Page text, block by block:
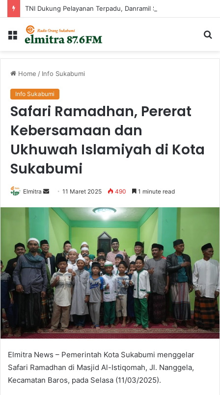
Menu
Home / Info Sukabumi
Info Sukabumi
Safari Ramadhan, Pererat
Kebersamaan dan
Ukhuwah Islamiyah di Kota
Sukabumi
Elmitra
Send
email
11 Maret 2025 490 1 minute read
Elmitra News – Pemerintah Kota Sukabumi menggelar
Safari Ramadhan di Masjid Al-Istiqomah, Jl. Nanggela,
Kecamatan Baros, pada Selasa (11/03/2025).